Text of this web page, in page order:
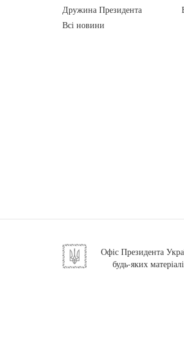
Дружина Президента
Всі новини
Офіс Президента
будь-яких